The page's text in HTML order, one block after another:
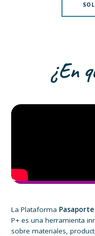
¿En
La Plataforma
P+ es una herramienta
sobre materiales,